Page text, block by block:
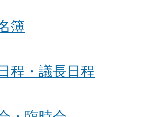
簿
程・議長日程